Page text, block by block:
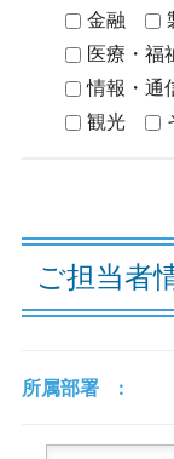
金融
医療・福
情報・通
観光
ご担当者
所属部署